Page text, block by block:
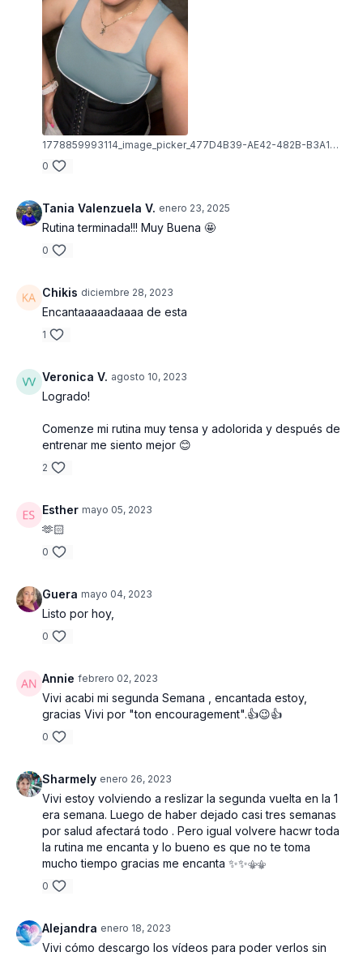
1778859993114_image_picker_477D4B39-AE42-482B-B3A1-CAEB66A8258A-20612-000002161A55700B.1778859993.jpg
0
Tania Valenzuela V. enero 23, 2025
Rutina terminada!!! Muy Buena 🤩
0
Chikis diciembre 28, 2023
Encantaaaaadaaaa de esta
1
Veronica V. agosto 10, 2023
Logrado!
Comenze mi rutina muy tensa y adolorida y después de
entrenar me siento mejor 😊
2
Esther mayo 05, 2023
🫶🏻
0
Guera mayo 04, 2023
Listo por hoy,
0
Annie febrero 02, 2023
Vivi acabi mi segunda Semana , encantada estoy,
gracias Vivi por "ton encouragement".👍😉👍
0
Sharmely enero 26, 2023
Vivi estoy volviendo a reslizar la segunda vuelta en la 1
era semana. Luego de haber dejado casi tres semanas
por salud afectará todo . Pero igual volvere hacwr toda
la rutina me encanta y lo bueno es que no te toma
mucho tiempo gracias me encanta ✨✨⚜️⚜️
0
Alejandra enero 18, 2023
Vivi cómo descargo los vídeos para poder verlos sin